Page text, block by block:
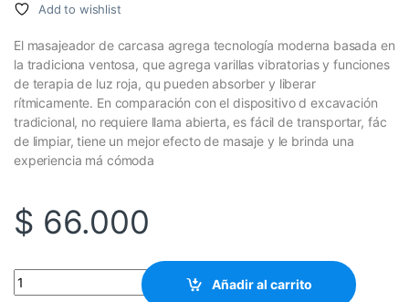
Add to wishlist
El masajeador de carcasa agrega tecnología moderna basada en
la tradiciona ventosa, que agrega varillas vibratorias y funciones
de terapia de luz roja, qu pueden absorber y liberar
rítmicamente. En comparación con el dispositivo d excavación
tradicional, no requiere llama abierta, es fácil de transportar, fác
de limpiar, tiene un mejor efecto de masaje y le brinda una
experiencia má cómoda
$ 66.000
Cupping Ventosa Electrica cantidad
Añadir al carrito